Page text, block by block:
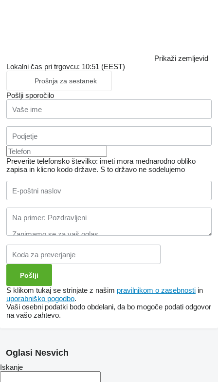
Prikaži zemljevid
Lokalni čas pri trgovcu: 10:51 (EEST)
Prošnja za sestanek
Pošlji sporočilo
Preverite telefonsko številko: imeti mora mednarodno obliko
zapisa in klicno kodo države. S to državo ne sodelujemo
S klikom tukaj se strinjate z našim pravilnikom o zasebnosti in
uporabniško pogodbo.
Vaši osebni podatki bodo obdelani, da bo mogoče podati odgovor
na vašo zahtevo.
Oglasi Nesvich
Iskanje